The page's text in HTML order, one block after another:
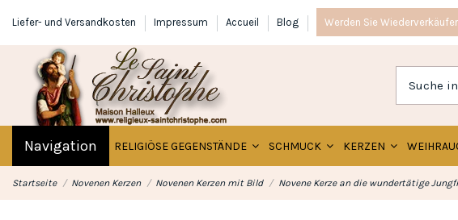
Liefer- und Versandkosten Impressum Accueil Blog Werden Sie Wiederverkäufer
Navigation RELIGIÖSE GEGENSTÄNDE SCHMUCK KERZEN
Startseite Novenen Kerzen Novenen Kerzen mit Bild Novene Kerze an die wundertätige